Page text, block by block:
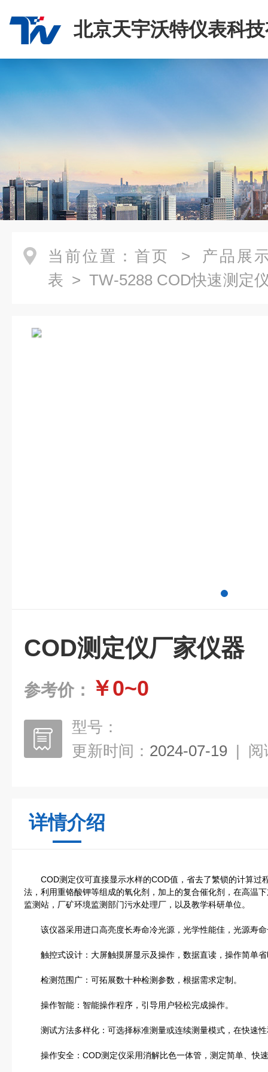
北京天宇沃特仪表科
司
当前位置： 首页 > 产品展
表 > TW-5288 COD快速测定
COD测定仪厂家仪器
参考价： ￥0~0
型号：
更新时间： 2024-07-19 | 阅
详情介绍
COD测定仪可直接显示水样的COD值，省去了繁锁的计算过
法，利用重铬酸钾等组成的氧化剂，加上的复合催化剂，在高温
监测站，厂矿环境监测部门污水处理厂，以及教学科研单位。
该仪器采用进口高亮度长寿命冷光源，光学性能佳，光源寿命
触控式设计：大屏触摸屏显示及操作，数据直读，操作简单省
检测范围广：可拓展数十种检测参数，根据需求定制。
操作智能：智能操作程序，引导用户轻松完成操作。
测试方法多样化：可选择标准测量或连续测量模式，在快速性
操作安全：COD测定仪采用消解比色一体管，测定简单、快